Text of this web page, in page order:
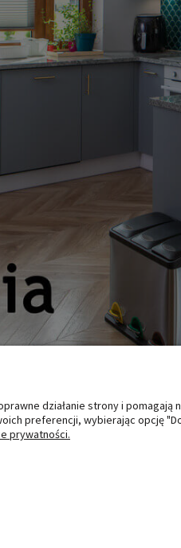
działanie strony i
preferencji, wybierając opcję
prywatności.